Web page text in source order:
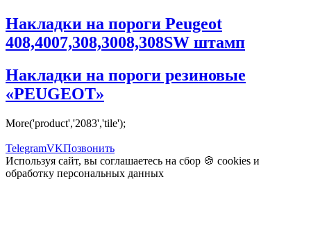
Накладки на пороги Peugeot
408,4007,308,3008,308SW штамп
Накладки на пороги резиновые
«PEUGEOT»
More('product','2083','tile');
TelegramVKПозвонить
Используя сайт, вы соглашаетесь на сбор 🍪 cookies и
обработку персональных данных